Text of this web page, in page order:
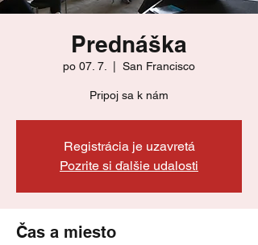
Prednáška
po 07. 7. San Francisco
Pripoj sa k nám
Registrácia je uzavretá
Pozrite si ďalšie udalosti
Čas a miesto